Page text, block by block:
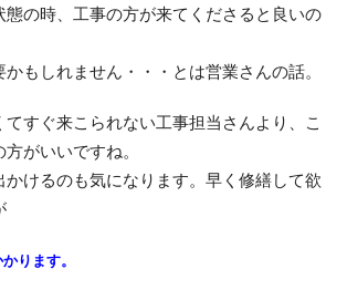
態の時、工事の方が来てくださると良いの
もしれません・・・とは営業さんの話。
てすぐ来こられない工事担当さんより、こ
がいいですね。
かけるのも気になります。早く修繕して欲
ります。